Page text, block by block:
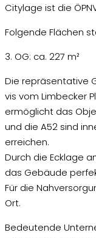
Citylage ist die
Folgende Flächen
3. OG: ca. 227 m²
Die repräsentative
vis vom Limbecker
ermöglicht das
und die A52 sind
erreichen.
Durch die Ecklage
das Gebäude
Für die
Ort.
Bedeutende